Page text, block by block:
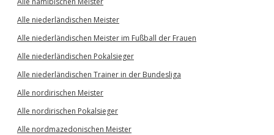
Alle niederländischen Meister
Alle niederländischen Meister im Fußball der Frauen
Alle niederländischen Pokalsieger
Alle niederländischen Trainer in der Bundesliga
Alle nordirischen Meister
Alle nordirischen Pokalsieger
Alle nordmazedonischen Meister